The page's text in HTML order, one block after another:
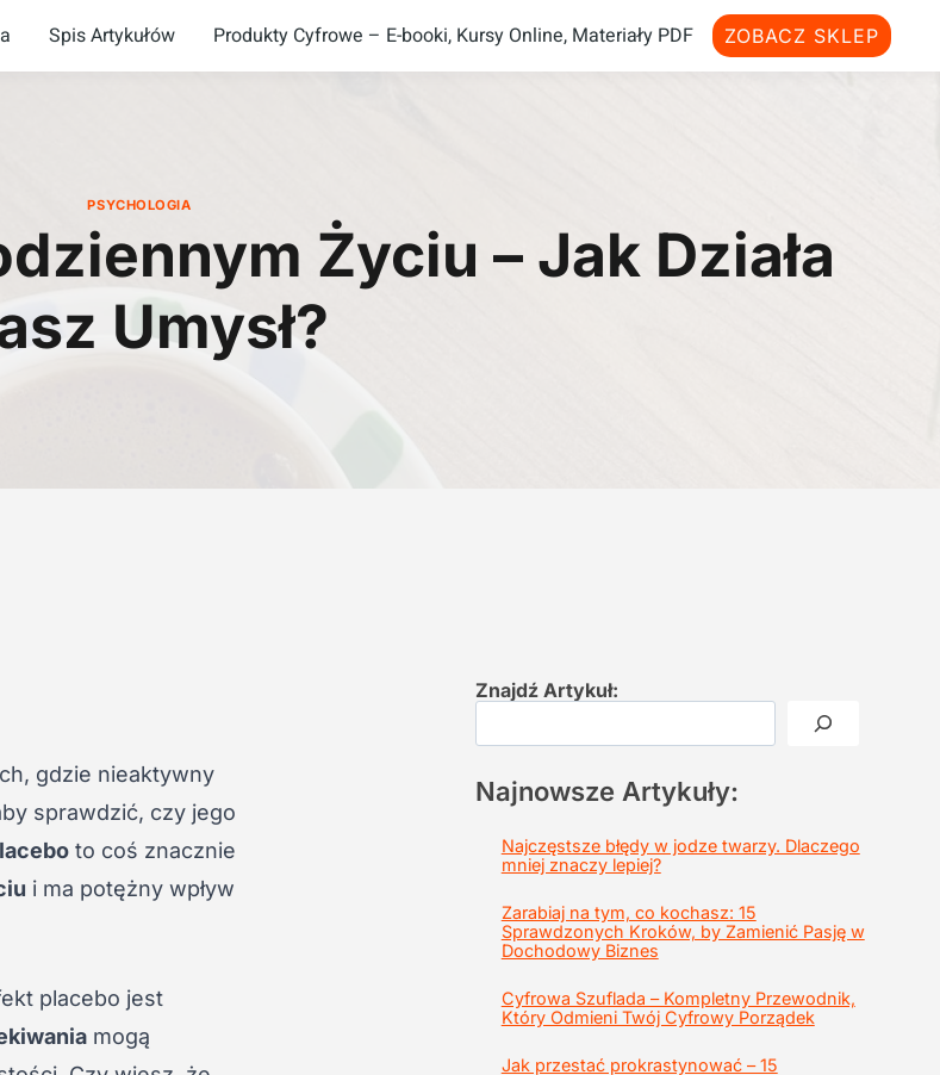
Spis Artykułów Produkty Cyfrowe – E-booki, Kursy Online, Materiały PDF ZOBACZ SKLEP
PSYCHOLOGIA
Życiu – Jak Działa
Umysł?
gdzie nieaktywny
sprawdzić, czy jego
to coś znacznie
i ma potężny wpływ
placebo jest
mogą
Znajdź Artykuł:
Najnowsze Artykuły:
Najczęstsze błędy w jodze twarzy. Dlaczego
mniej znaczy lepiej?
Zarabiaj na tym, co kochasz: 15
Sprawdzonych Kroków, by Zamienić Pasję w
Dochodowy Biznes
Cyfrowa Szuflada – Kompletny Przewodnik,
Który Odmieni Twój Cyfrowy Porządek
Jak przestać prokrastynować – 15